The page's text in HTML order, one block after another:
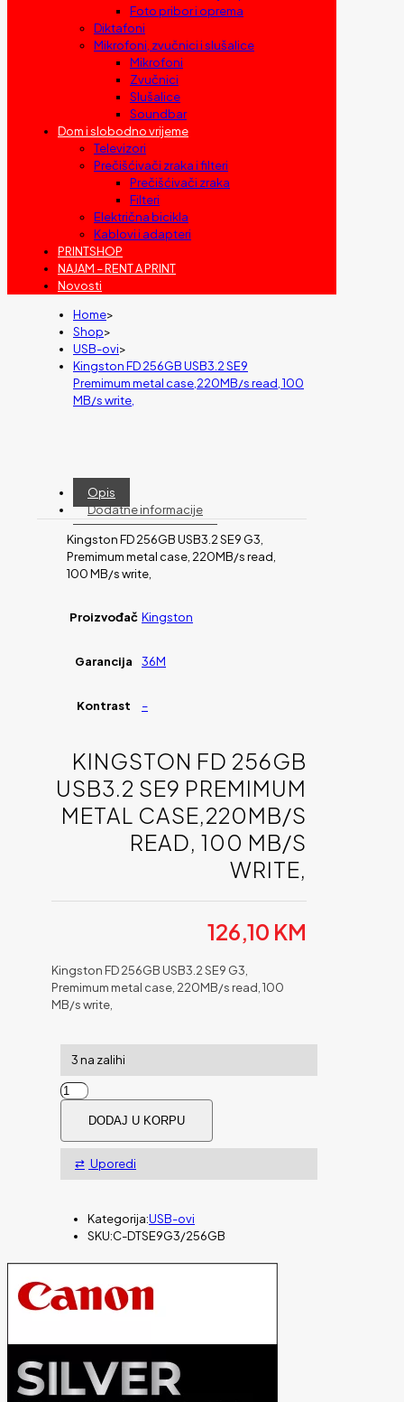
Foto pribor i oprema
Diktafoni
Mikrofoni, zvučnici i slušalice
Mikrofoni
Zvučnici
Slušalice
Soundbar
Dom i slobodno vrijeme
Televizori
Prečišćivači zraka i filteri
Prečišćivači zraka
Filteri
Električna bicikla
Kablovi i adapteri
PRINTSHOP
NAJAM – RENT A PRINT
Novosti
Home>
Shop>
USB-ovi>
Kingston FD 256GB USB3.2 SE9
Premimum metal case,220MB/s read, 100
MB/s write,
Opis
Dodatne informacije
Kingston FD 256GB USB3.2 SE9 G3,
Premimum metal case, 220MB/s read,
100 MB/s write,
Proizvođač Kingston
Garancija 36M
Kontrast –
KINGSTON FD 256GB
USB3.2 SE9 PREMIMUM
METAL CASE,220MB/S
READ, 100 MB/S
WRITE,
126,10 KM
Kingston FD 256GB USB3.2 SE9 G3,
Premimum metal case, 220MB/s read, 100
MB/s write,
3 na zalihi
Kingston
FD
256GB
USB3.2
Premimum
read,
MB/s
količina
DODAJ U KORPU
Uporedi
Kategorija:USB-ovi
SKU:C-DTSE9G3/256GB